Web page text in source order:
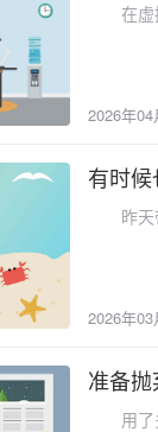
在虚拟
2026年04
2026-03-
有时
昨天带
2026年03
2026-03-
准备
用了多